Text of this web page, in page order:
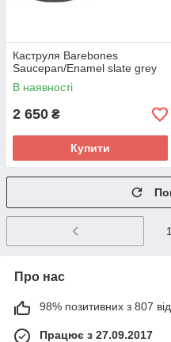
Каструля Barebones
Saucepan/Enamel slate grey
В наявності
2 650 ₴
Купити
1
Про нас
98% позитивних з 807
Працює з 27.09.2017